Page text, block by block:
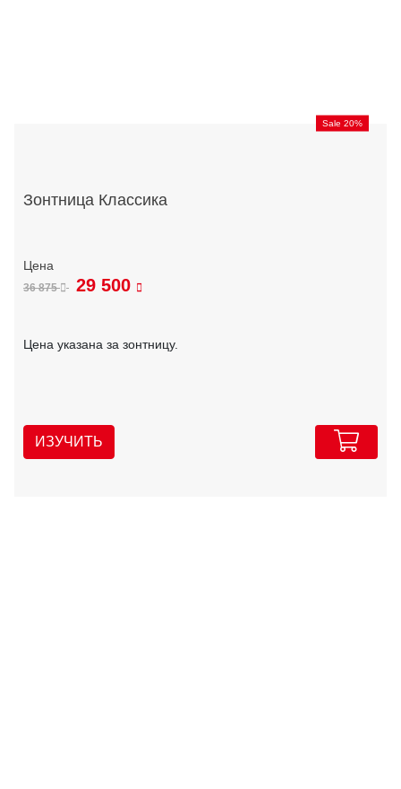
Sale 20%
Зонтница Классика
36 875 29 500
Цена указана за зонтницу.
ИЗУЧИТЬ